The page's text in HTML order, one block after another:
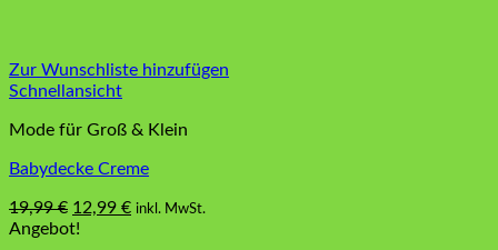
Zur Wunschliste hinzufügen
Schnellansicht
Mode für Groß & Klein
Babydecke Creme
19,99€ Ursprünglicher
Preis
12,99 €Aktueller
inkl. MwSt.
Angebot!